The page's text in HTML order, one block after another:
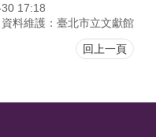
17:18
資料維護：臺北市立文獻館
回上一頁